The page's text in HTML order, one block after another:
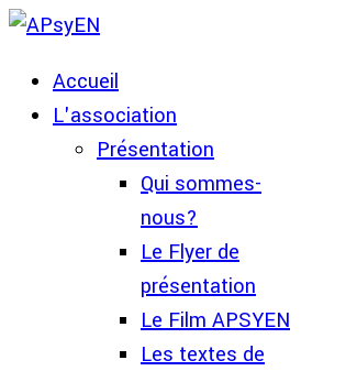
Accueil
L'association
Présentation
Qui sommes-
nous?
Le Flyer de
présentation
Le Film APSYEN
Les textes de